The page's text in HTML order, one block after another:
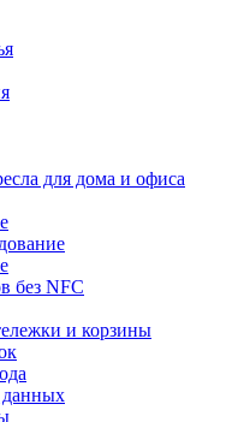
для дома и офиса
без NFC
и корзины
данных